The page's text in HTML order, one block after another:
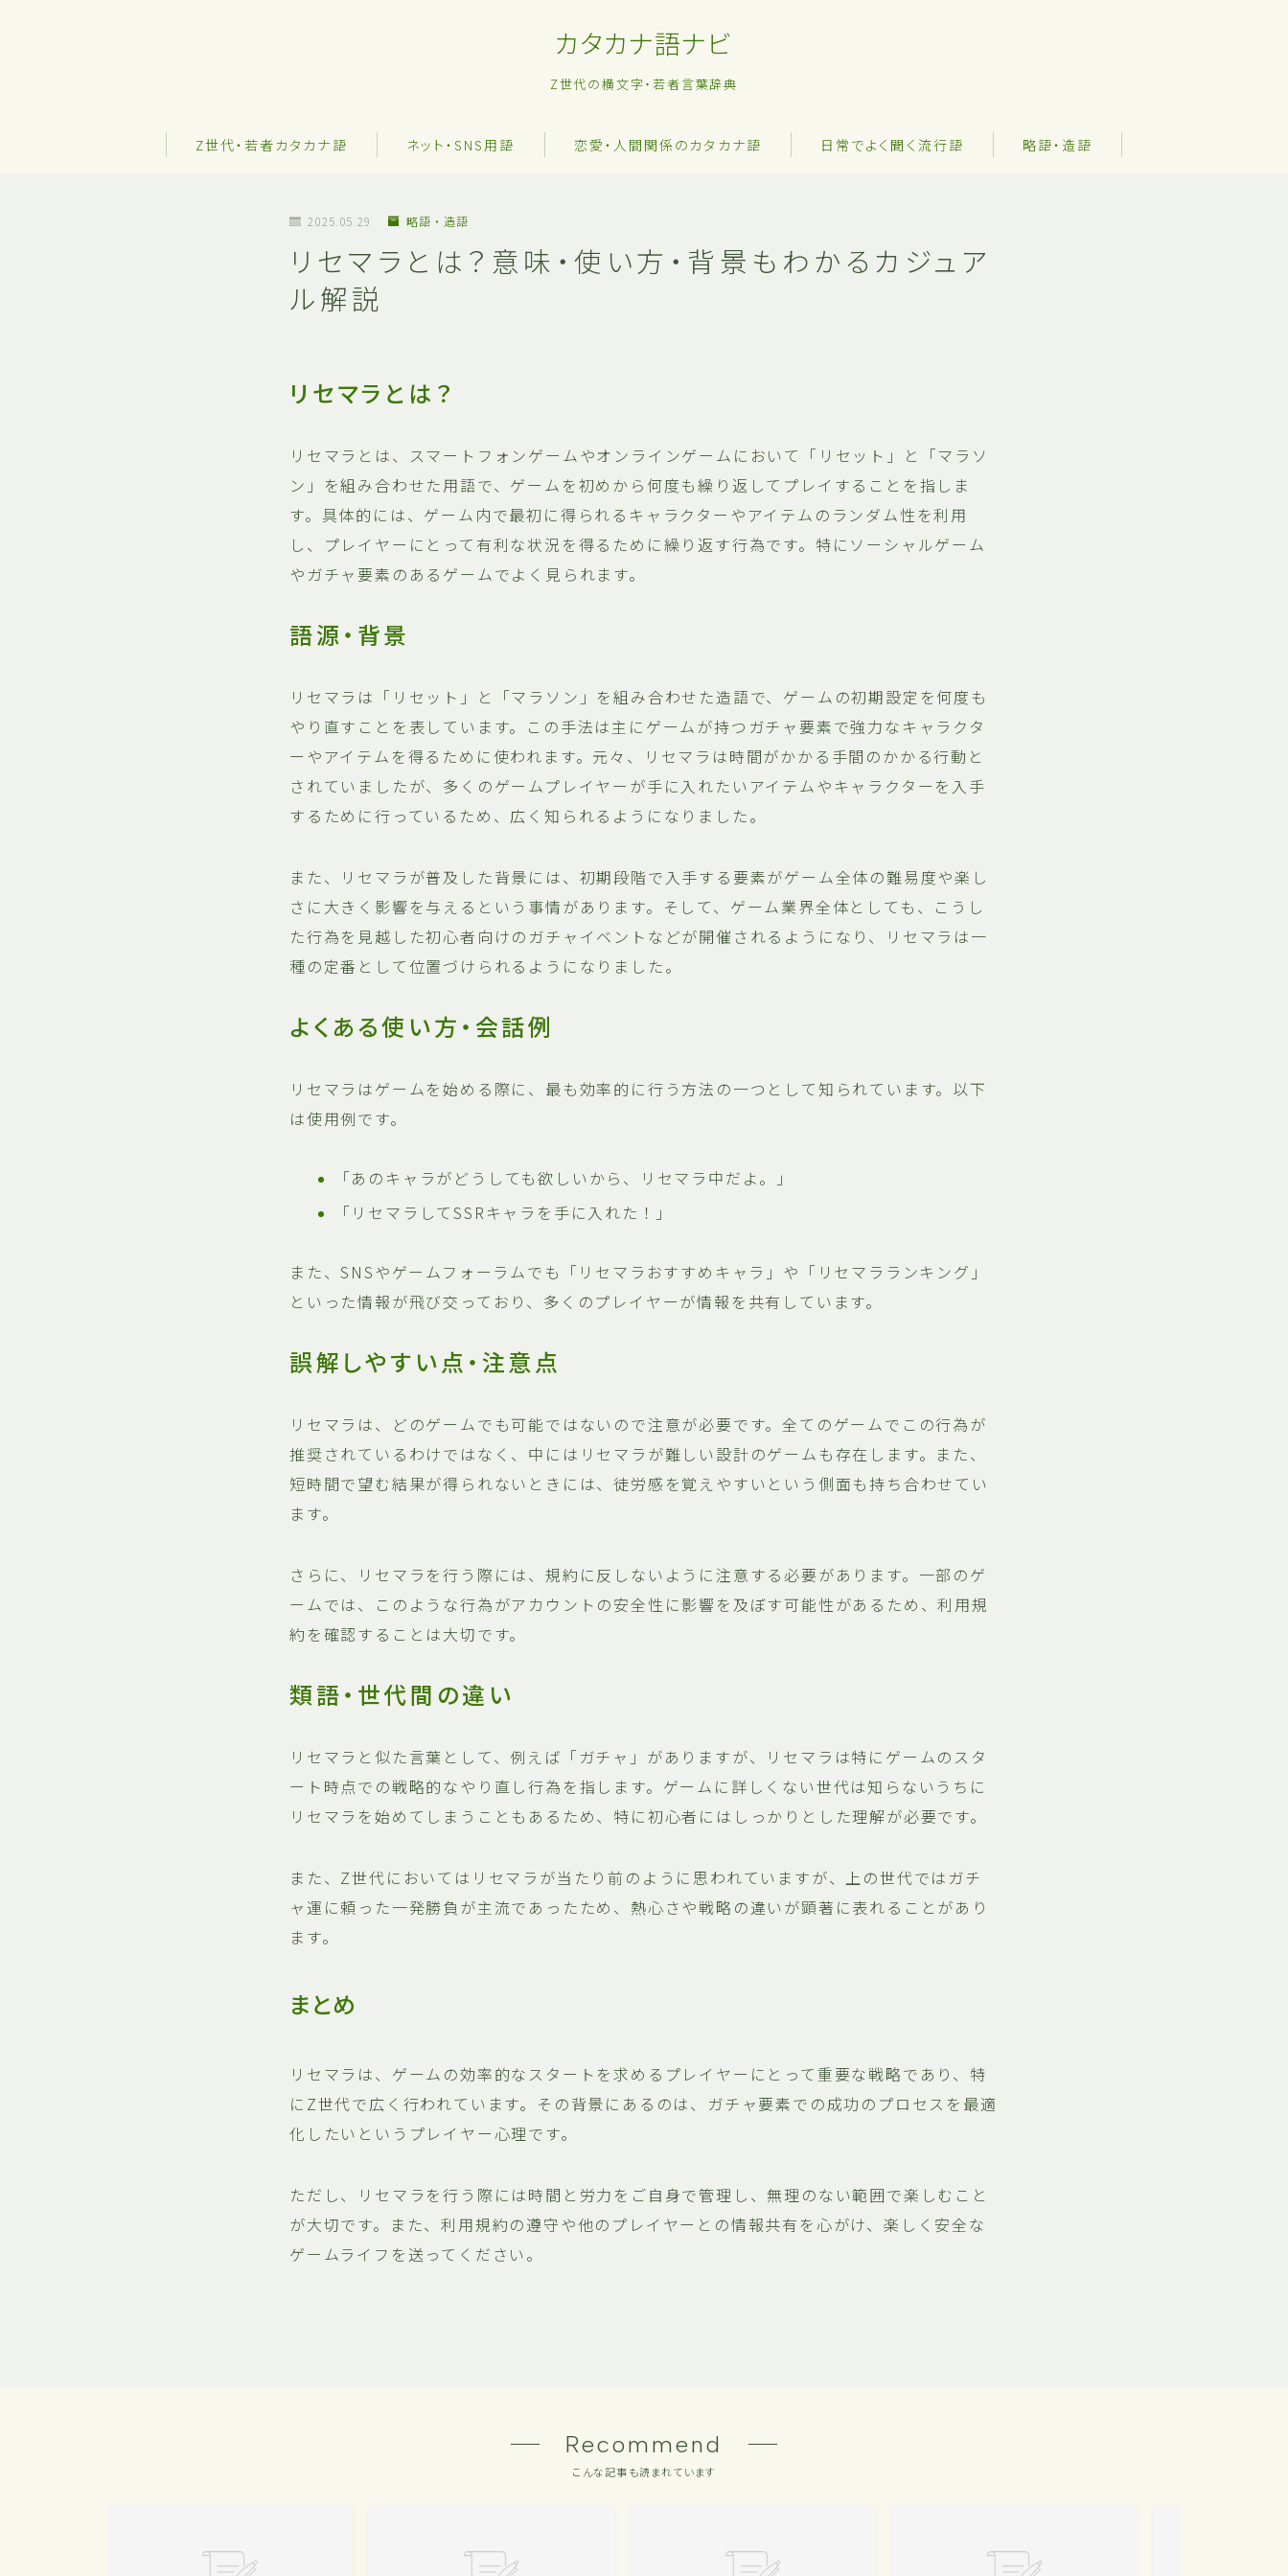
カタカナ語ナビ
Z世代の横文字・若者言葉辞典
Z世代・若者カタカナ語 ネット・SNS用語 恋愛・人間関係のカタカナ語 日常でよく聞く流行語 略語・造語
2025.05.29 略語・造語
リセマラとは？意味・使い方・背景もわかるカジュア
ル解説
リセマラとは？
リセマラとは、スマートフォンゲームやオンラインゲームにおいて「リセット」と「マラソ
ン」を組み合わせた用語で、ゲームを初めから何度も繰り返してプレイすることを指しま
す。具体的には、ゲーム内で最初に得られるキャラクターやアイテムのランダム性を利用
し、プレイヤーにとって有利な状況を得るために繰り返す行為です。特にソーシャルゲーム
やガチャ要素のあるゲームでよく見られます。
語源・背景
リセマラは「リセット」と「マラソン」を組み合わせた造語で、ゲームの初期設定を何度も
やり直すことを表しています。この手法は主にゲームが持つガチャ要素で強力なキャラクタ
ーやアイテムを得るために使われます。元々、リセマラは時間がかかる手間のかかる行動と
されていましたが、多くのゲームプレイヤーが手に入れたいアイテムやキャラクターを入手
するために行っているため、広く知られるようになりました。
また、リセマラが普及した背景には、初期段階で入手する要素がゲーム全体の難易度や楽し
さに大きく影響を与えるという事情があります。そして、ゲーム業界全体としても、こうし
た行為を見越した初心者向けのガチャイベントなどが開催されるようになり、リセマラは一
種の定番として位置づけられるようになりました。
よくある使い方・会話例
リセマラはゲームを始める際に、最も効率的に行う方法の一つとして知られています。以下
は使用例です。
「あのキャラがどうしても欲しいから、リセマラ中だよ。」
「リセマラしてSSRキャラを手に入れた！」
また、SNSやゲームフォーラムでも「リセマラおすすめキャラ」や「リセマラランキング」
といった情報が飛び交っており、多くのプレイヤーが情報を共有しています。
誤解しやすい点・注意点
リセマラは、どのゲームでも可能ではないので注意が必要です。全てのゲームでこの行為が
推奨されているわけではなく、中にはリセマラが難しい設計のゲームも存在します。また、
短時間で望む結果が得られないときには、徒労感を覚えやすいという側面も持ち合わせてい
ます。
さらに、リセマラを行う際には、規約に反しないように注意する必要があります。一部のゲ
ームでは、このような行為がアカウントの安全性に影響を及ぼす可能性があるため、利用規
約を確認することは大切です。
類語・世代間の違い
リセマラと似た言葉として、例えば「ガチャ」がありますが、リセマラは特にゲームのスタ
ート時点での戦略的なやり直し行為を指します。ゲームに詳しくない世代は知らないうちに
リセマラを始めてしまうこともあるため、特に初心者にはしっかりとした理解が必要です。
また、Z世代においてはリセマラが当たり前のように思われていますが、上の世代ではガチ
ャ運に頼った一発勝負が主流であったため、熱心さや戦略の違いが顕著に表れることがあり
ます。
まとめ
リセマラは、ゲームの効率的なスタートを求めるプレイヤーにとって重要な戦略であり、特
にZ世代で広く行われています。その背景にあるのは、ガチャ要素での成功のプロセスを最適
化したいというプレイヤー心理です。
ただし、リセマラを行う際には時間と労力をご自身で管理し、無理のない範囲で楽しむこと
が大切です。また、利用規約の遵守や他のプレイヤーとの情報共有を心がけ、楽しく安全な
ゲームライフを送ってください。
Recommend
こんな記事も読まれています